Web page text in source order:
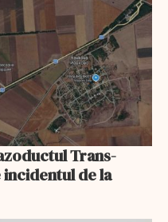
Trans-
incidentul de la